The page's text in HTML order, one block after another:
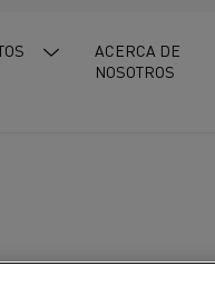
ACERCA DE
NOSOTROS